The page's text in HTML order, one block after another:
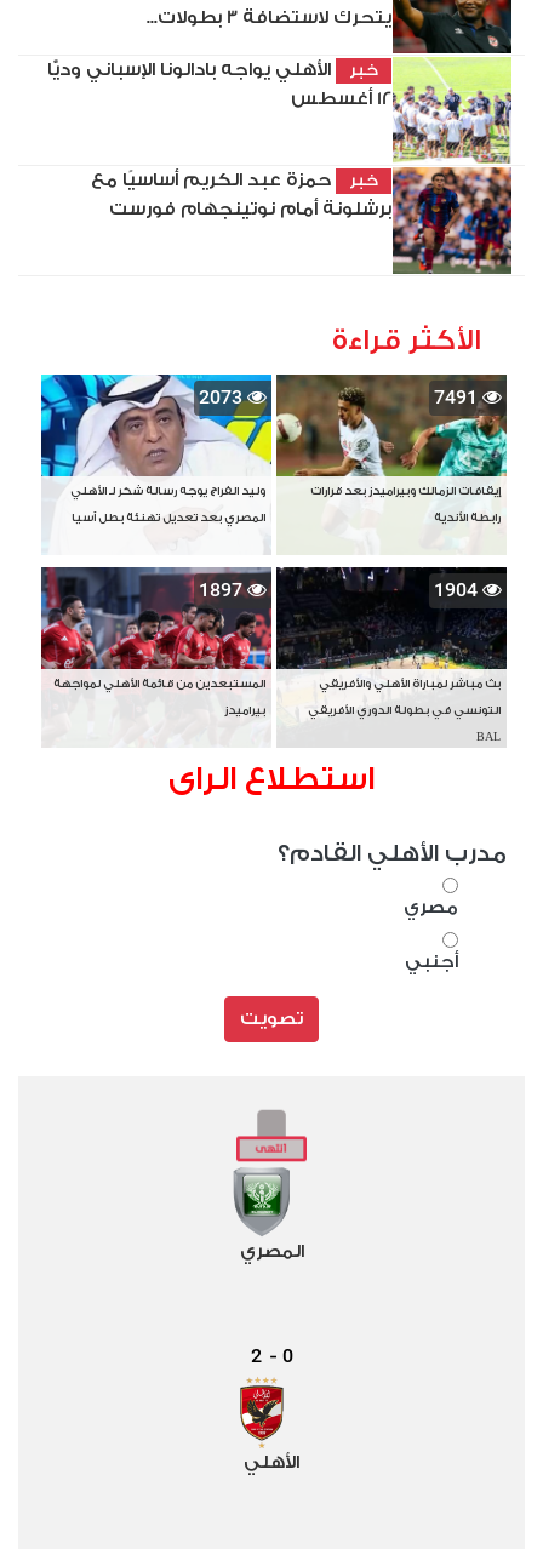
يتحرك لاستضافة 3 بطولات...
خبر
الأهلي يواجه بادالونا الإسباني وديًّا
12 أغسطس
خبر
حمزة عبد الكريم أساسيًا مع
برشلونة أمام نوتينجهام فورست
الأكثر قراءة
7491
إيقافات الزمالك وبيراميدز بعد قرارات
رابطة الأندية
2073
وليد الفراج يوجه رسالة شكر لـ الأهلي
المصري بعد تعديل تهنئة بطل آسيا
1904
بث مباشر لمباراة الأهلي والأفريقي
التونسي في بطولة الدوري الأفريقي
BAL
1897
المستبعدين من قائمة الأهلي لمواجهة
بيراميدز
استطلاع الراى
مدرب الأهلي القادم؟
مصري
أجنبي
تصويت
المصري
0
-
2
الأهلي